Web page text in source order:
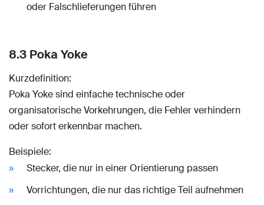
oder Falschlieferungen führen
8.3 Poka Yoke
Kurzdefinition:
Poka Yoke sind einfache technische oder
organisatorische Vorkehrungen, die Fehler verhindern
oder sofort erkennbar machen.
Beispiele:
Stecker, die nur in einer Orientierung passen
Vorrichtungen, die nur das richtige Teil aufnehmen